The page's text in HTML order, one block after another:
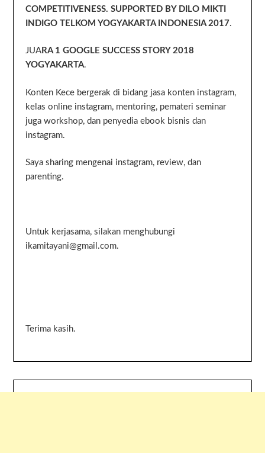
COMPETITIVENESS. SUPPORTED BY DILO MIKTI
INDIGO TELKOM YOGYAKARTA INDONESIA 2017.
JUA RA 1 GOOGLE SUCCESS STORY 2018
YOGYAKARTA.
Konten Kece bergerak di bidang jasa konten instagram,
kelas online instagram, mentoring, pemateri seminar
juga workshop, dan penyedia ebook bisnis dan
instagram.
Saya sharing mengenai instagram, review, dan
parenting.
Untuk kerjasama, silakan menghubungi
ikamitayani@gmail.com.
Terima kasih.